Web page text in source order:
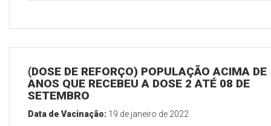
(DOSE DE REFORÇO) POPULAÇÃO ACIMA DE
ANOS QUE RECEBEU A DOSE 2 ATÉ 08 DE
SETEMBRO
Data de Vacinação: 19 de janeiro de 2022